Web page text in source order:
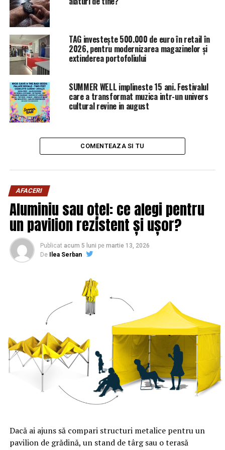
TAG investește 500.000 de euro în retail în
2026, pentru modernizarea magazinelor și
extinderea portofoliului
SUMMER WELL implineste 15 ani. Festivalul
care a transformat muzica intr-un univers
cultural revine in august
COMENTEAZA SI TU
AFACERI
Aluminiu sau oțel: ce alegi pentru
un pavilion rezistent și ușor?
Publicat acum 5 luni pe martie 13, 2026
De
Ilea Serban
Dacă ai ajuns să compari structuri metalice pentru un
pavilion de grădină, un stand de târg sau o terasă